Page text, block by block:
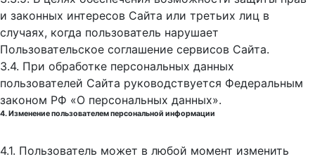
и законных интересов Сайта или третьих лиц в
случаях, когда пользователь нарушает
Пользовательское соглашение сервисов Сайта.
3.4. При обработке персональных данных
пользователей Сайта руководствуется Федеральным
законом РФ «О персональных данных».
4. Изменение пользователем персональной информации
4.1. Пользователь может в любой момент изменить